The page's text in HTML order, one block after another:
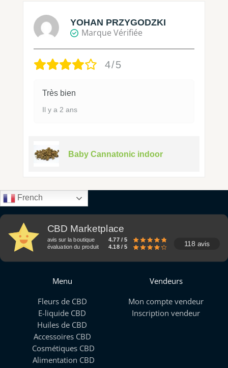
YOHAN PRZYGODZKI
Marque Vérifiée
4/5
Très bien
Il y a 2 ans
Baby Cannatonic indoor
French
CBD Marketplace
avis sur la boutique
4.77 / 5
évaluation du produit
4.18 / 5 118 avis
Menu
Fleurs de CBD
E-liquide CBD
Huiles de CBD
Accessoires CBD
Cosmétiques CBD
Alimentation CBD
Vendeurs
Mon compte vendeur
Inscription vendeur